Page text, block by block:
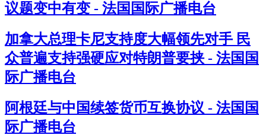
议题变中有变 - 法国国际广播电台
加拿大总理卡尼支持度大幅领先对手 民
众普遍支持强硬应对特朗普要挟 - 法国国
际广播电台
阿根廷与中国续签货币互换协议 - 法国国
际广播电台